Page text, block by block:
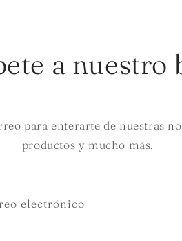
a nuestro
para enterarte de nuestras
productos y mucho más.
electrónico